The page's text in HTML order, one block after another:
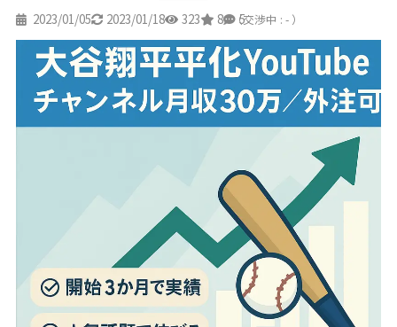
2023/01/05 2023/01/18 323 8 5
（交渉中 : - ）